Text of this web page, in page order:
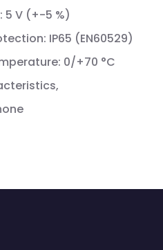
5 V (+-5 %)
IP65 (EN60529)
0/+70 °C